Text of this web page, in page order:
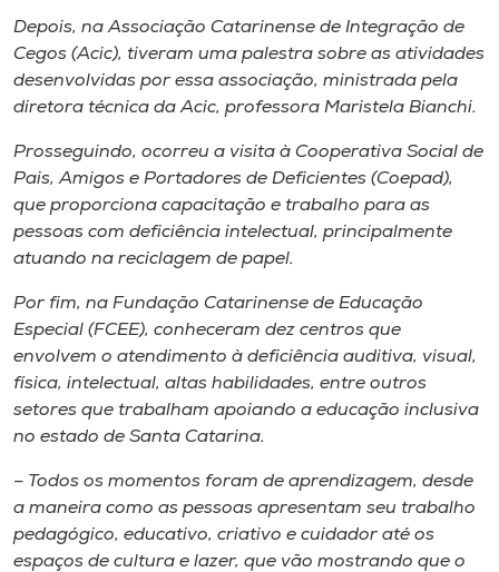
Depois, na Associação Catarinense de Integração de
Cegos (Acic), tiveram uma palestra sobre as atividades
desenvolvidas por essa associação, ministrada pela
diretora técnica da Acic, professora Maristela Bianchi.
Prosseguindo, ocorreu a visita à Cooperativa Social de
Pais, Amigos e Portadores de Deficientes (Coepad),
que proporciona capacitação e trabalho para as
pessoas com deficiência intelectual, principalmente
atuando na reciclagem de papel.
Por fim, na Fundação Catarinense de Educação
Especial (FCEE), conheceram dez centros que
envolvem o atendimento à deficiência auditiva, visual,
física, intelectual, altas habilidades, entre outros
setores que trabalham apoiando a educação inclusiva
no estado de Santa Catarina.
– Todos os momentos foram de aprendizagem, desde
a maneira como as pessoas apresentam seu trabalho
pedagógico, educativo, criativo e cuidador até os
espaços de cultura e lazer, que vão mostrando que o